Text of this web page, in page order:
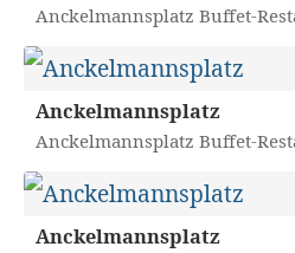
Anckelmannsplatz Buffet-
Anckelmannsplatz
Anckelmannsplatz Buffet-
Anckelmannsplatz